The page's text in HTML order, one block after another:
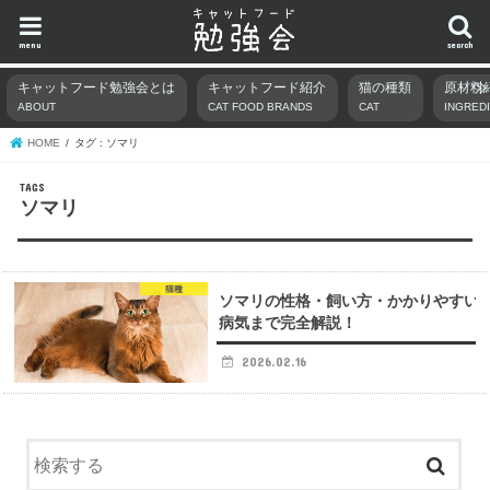
search
menu
キャットフード勉強会とは
ABOUT
キャットフード紹介
CAT FOOD BRANDS
猫の種類
CAT
原材料
HOME タグ : ソマリ
ソマリ
猫種
ソマリの性格・飼い方・かかりやすい
病気まで完全解説！
2026.02.16